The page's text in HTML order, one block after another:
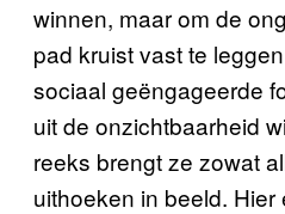
winnen, maar om de
pad kruist vast te
sociaal geëngageerde
uit de onzichtbaarheid
reeks brengt ze zowat
uithoeken in beeld.